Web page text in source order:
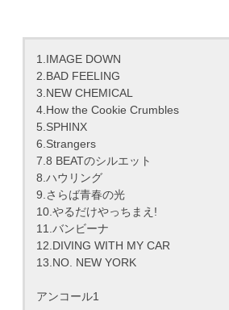
1.IMAGE DOWN
2.BAD FEELING
3.NEW CHEMICAL
4.How the Cookie Crumbles
5.SPHINX
6.Strangers
7.8 BEATのシルエット
8.ハウリング
9.さらば青春の光
10.やるだけやっちまえ!
11.バンビーナ
12.DIVING WITH MY CAR
13.NO. NEW YORK
アンコール1